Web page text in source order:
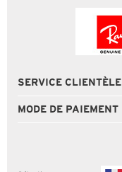
SERVICE CLIENTÈLE
MODE DE PAIEMENT